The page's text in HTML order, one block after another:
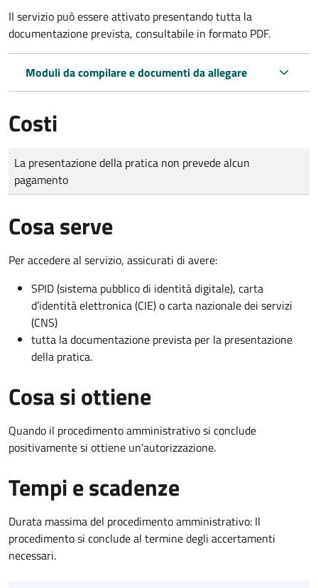
Il servizio può essere attivato presentando tutta la
documentazione prevista, consultabile in formato PDF.
Moduli da compilare e documenti da allegare
Costi
Tipo di pagamento
Importo
La presentazione della pratica non prevede alcun
pagamento
Cosa serve
Per accedere al servizio, assicurati di avere:
SPID (sistema pubblico di identità digitale), carta
d’identità elettronica (CIE) o carta nazionale dei servizi
(CNS)
tutta la documentazione prevista per la presentazione
della pratica.
Cosa si ottiene
Quando il procedimento amministrativo si conclude
positivamente si ottiene un'autorizzazione.
Tempi e scadenze
Durata massima del procedimento amministrativo: Il
procedimento si conclude al termine degli accertamenti
necessari.